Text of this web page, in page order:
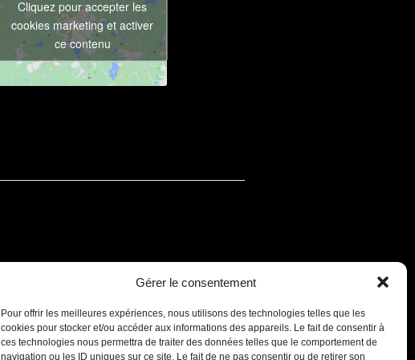
Gérer le consentement
Pour offrir les meilleures expériences, nous utilisons des technologies telles que les
cookies pour stocker et/ou accéder aux informations des appareils. Le fait de consentir à
ces technologies nous permettra de traiter des données telles que le comportement de
navigation ou les ID uniques sur ce site. Le fait de ne pas consentir ou de retirer son
Cliquez pour accepter les
cookies marketing et activer
ce contenu